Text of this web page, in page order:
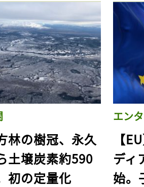
林の樹冠、永久
土壌炭素約590
初の定量化
エン
【
ディ
始。